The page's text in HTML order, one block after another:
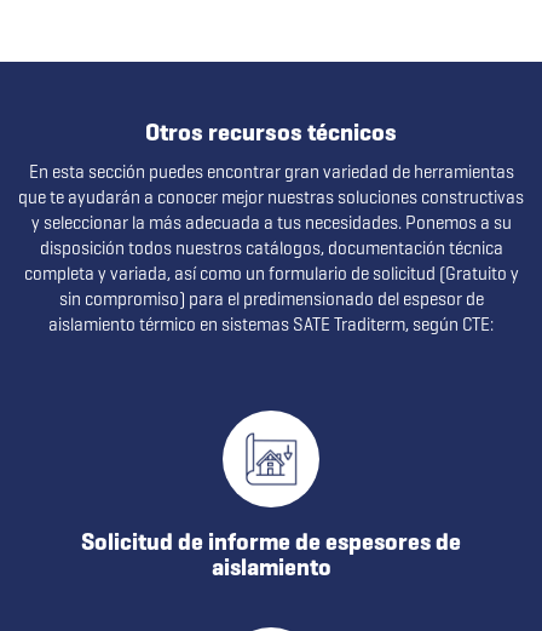
Otros recursos técnicos
En esta sección puedes encontrar gran variedad de herramientas
que te ayudarán a conocer mejor nuestras soluciones constructivas
y seleccionar la más adecuada a tus necesidades. Ponemos a su
disposición todos nuestros catálogos, documentación técnica
completa y variada, así como un formulario de solicitud (Gratuito y
sin compromiso) para el predimensionado del espesor de
aislamiento térmico en sistemas SATE Traditerm, según CTE:
Solicitud de informe de espesores de
aislamiento